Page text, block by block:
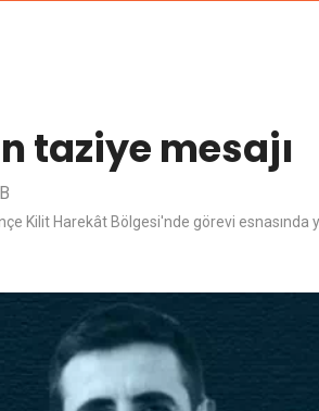
taziye mesajı
Kilit Harekât Bölgesi'nde görevi